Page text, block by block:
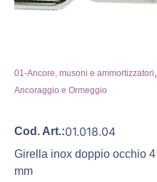
01-Ancore, musoni e ammortizzatori,
Ancoraggio e Ormeggio
Cod. Art.:01.018.04
Girella inox doppio occhio 4
mm